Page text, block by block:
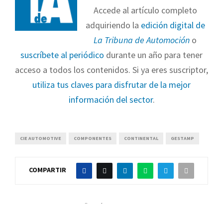
Accede al artículo completo
adquiriendo la edición digital de
La Tribuna de Automoción o
suscríbete al periódico durante un año para tener
acceso a todos los contenidos. Si ya eres suscriptor,
utiliza tus claves para disfrutar de la mejor
información del sector.
CIE AUTOMOTIVE COMPONENTES CONTINENTAL GESTAMP
COMPARTIR